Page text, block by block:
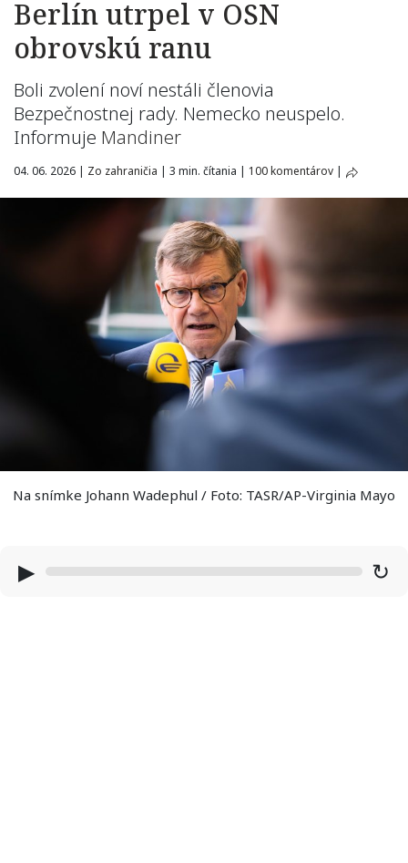
Berlín utrpel v OSN
obrovskú ranu
Boli zvolení noví nestáli členovia
Bezpečnostnej rady. Nemecko neuspelo.
Informuje Mandiner
04. 06. 2026 | Zo zahraničia | 3 min. čítania | 100 komentárov |
Na snímke Johann Wadephul / Foto: TASR/AP-Virginia Mayo
▶ ↻